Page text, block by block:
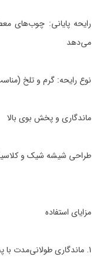
رایحه پایانی: چوب‌های
می‌دهد
نوع رایحه: گرم و تلخ
ماندگاری و پخش بوی بالا
طراحی شیشه شیک و
مزایای استفاده
1. ماندگاری طولانی‌مدت با پخش بوی قوی